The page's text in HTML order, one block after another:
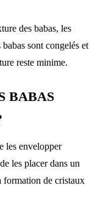
des babas, les
sont congelés et
reste minime.
BABAS
les envelopper
les placer dans un
formation de cristaux